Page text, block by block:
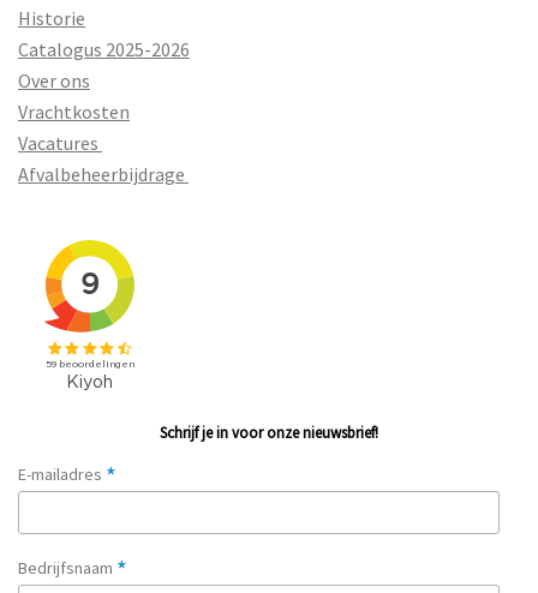
Historie
Catalogus 2025-2026
Over ons
Vrachtkosten
Vacatures
Afvalbeheerbijdrage
Schrijf je in voor onze nieuwsbrief!
E-mailadres *
Bedrijfsnaam *